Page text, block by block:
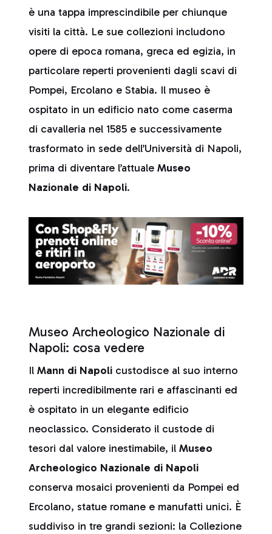
è una tappa imprescindibile per chiunque
visiti la città. Le sue collezioni includono
opere di epoca romana, greca ed egizia, in
particolare reperti provenienti dagli scavi di
Pompei, Ercolano e Stabia. Il museo è
ospitato in un edificio nato come caserma
di cavalleria nel 1585 e successivamente
trasformato in sede dell’Università di Napoli,
prima di diventare l’attuale Museo
Nazionale di Napoli.
Museo Archeologico Nazionale di
Napoli: cosa vedere
Il Mann di Napoli custodisce al suo interno
reperti incredibilmente rari e affascinanti ed
è ospitato in un elegante edificio
neoclassico. Considerato il custode di
tesori dal valore inestimabile, il Museo
Archeologico Nazionale di Napoli
conserva mosaici provenienti da Pompei ed
Ercolano, statue romane e manufatti unici. È
suddiviso in tre grandi sezioni: la Collezione